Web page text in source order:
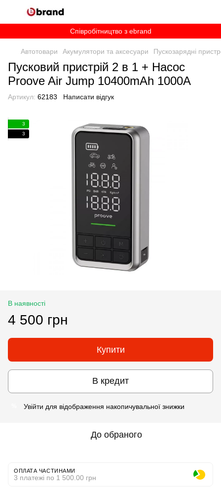
Співробітництво з ebrand
Автотовари Акумулятори та аксесуари Пускозарядні
Пусковий пристрій 2 в 1 + Насос
Proove Air Jump 10400mAh 1000A
Артикул: 62183 Написати відгук
3
3
В наявності
4 500 грн
Купити
В кредит
Увійти для відображення накопичувальної знижки
До обраного
ОПЛАТА ЧАСТИНАМИ
3 платежі по 1 500.00 грн